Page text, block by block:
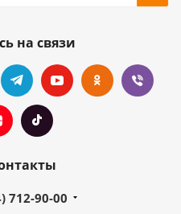
на связи
712-90-00